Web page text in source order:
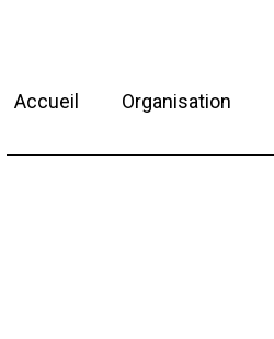
Accueil Organisation